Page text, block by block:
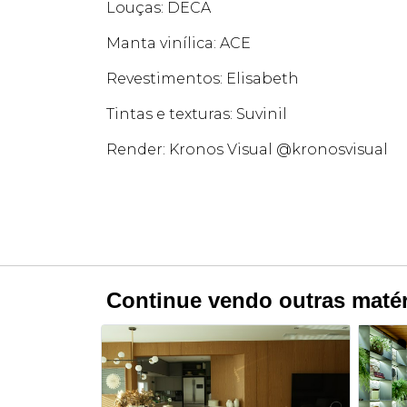
Louças: DECA
Manta vinílica: ACE
Revestimentos: Elisabeth
Tintas e texturas: Suvinil
Render: Kronos Visual @kronosvisual
Continue vendo outras